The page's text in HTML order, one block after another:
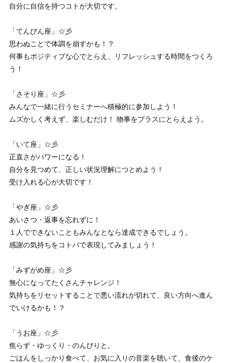
自分に自信を持つコトが大切です。
「てんびん座」☆彡
思わぬことで体調を崩すかも！？
何事もポジティブな心でとらえ、リフレッシュする時間をつくろ
う！
「さそり座」☆彡
みんなで一緒に行うセミナーへ積極的に参加しよう！
ムズかしく考えず、楽しむだけ！ 物事をプラスにとらえよう。
「いて座」☆彡
正直さがパワーになる！
自分を見つめて、正しい状況理解につとめよう！
受け入れる心が大切です！
「やぎ座」☆彡
あいさつ・返事を忘れずに！
１人でできないこともみんなとなら達成できるでしょう。
感謝の気持ちをコトバで表現してみましょう！
「みずがめ座」☆彡
無心になってたくさんチャレンジ！
気持ちをリセットすることで悪い流れが切れて、良い方向へ進ん
でいけるかも！？
「うお座」☆彡
焦らず・ゆっくり・のんびりと。
ごはんをしっかり食べて、お気に入りの音楽を聴いて、食後のケ